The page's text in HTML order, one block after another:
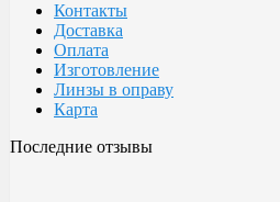
Контакты
Доставка
Оплата
Изготовление
Линзы в оправу
Карта
Последние отзывы